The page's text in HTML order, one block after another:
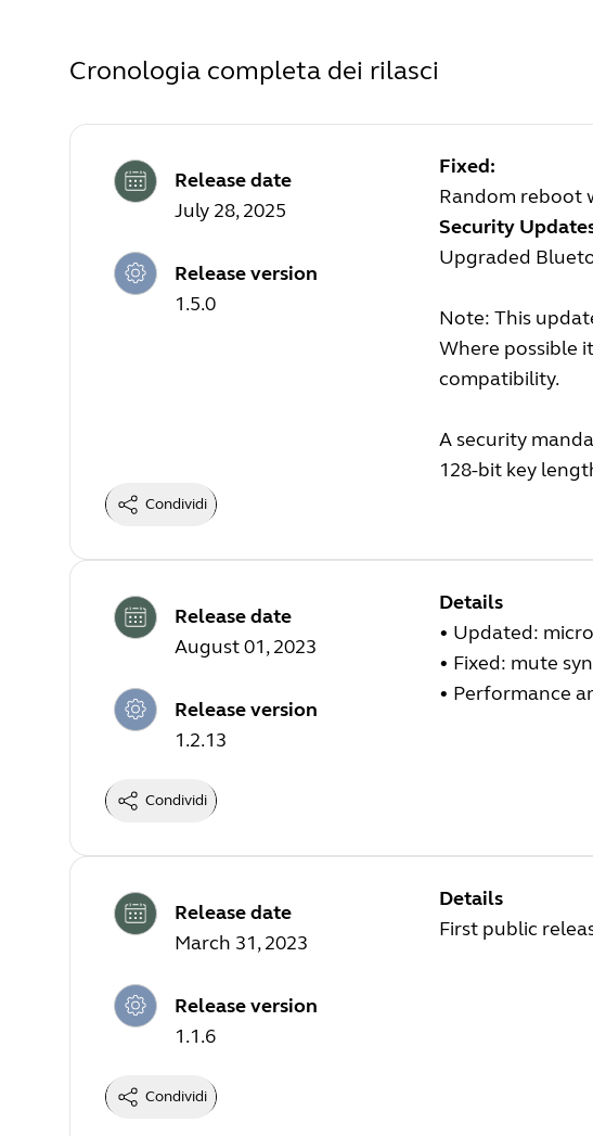
Cronologia completa dei rilasci
Release date
July 28, 2025
Release version
1.5.0
Fixed:
Random reboot
Security
Upgraded
Note: This
Where possible
compatibility.
A security
128-bit key
Condividi
Release date
August 01, 2023
Release version
1.2.13
Details
• Updated:
• Fixed: mute
• Performance
Condividi
Release date
March 31, 2023
Release version
1.1.6
Details
First public
Condividi